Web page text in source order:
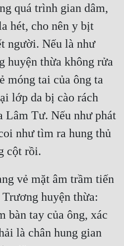
quá trình gian dâm,
hét, cho nên y bịt
người. Nếu là như
huyện thừa không rửa
móng tai của ông ta
lớp da bị cào rách
Lâm Tư. Nếu như phát
như tìm ra hung thủ
vẻ mặt âm trầm tiến
huyện thừa:
bàn tay của ông, xác
là chân hung gian